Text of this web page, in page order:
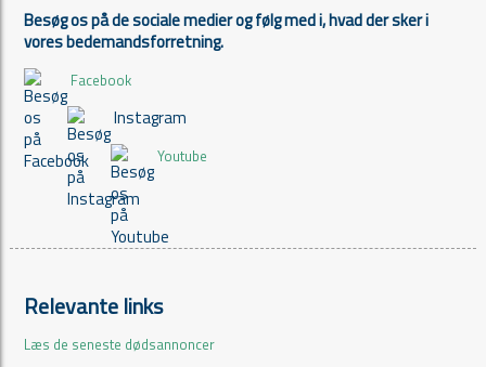
Besøg os på de sociale medier og følg med i, hvad der sker i
vores bedemandsforretning.
Facebook
Instagram
Youtube
Relevante links
Læs de seneste dødsannoncer